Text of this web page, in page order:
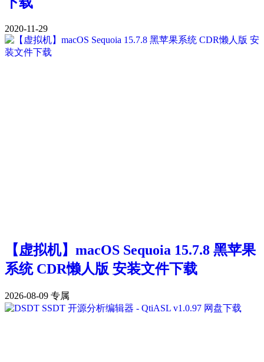
2020-11-29
【虚拟机】macOS Sequoia 15.7.8 黑苹果
系统 CDR懒人版 安装文件下载
2026-08-09 专属